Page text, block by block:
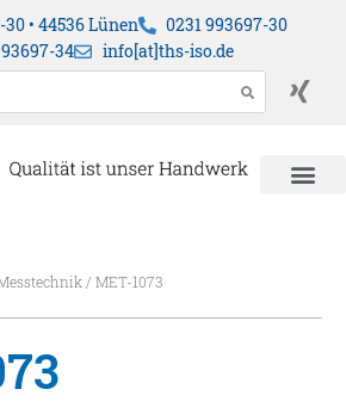
• 44536 Lünen
0231 993697-30
34
info[at]ths-iso.de
/ MET-1073